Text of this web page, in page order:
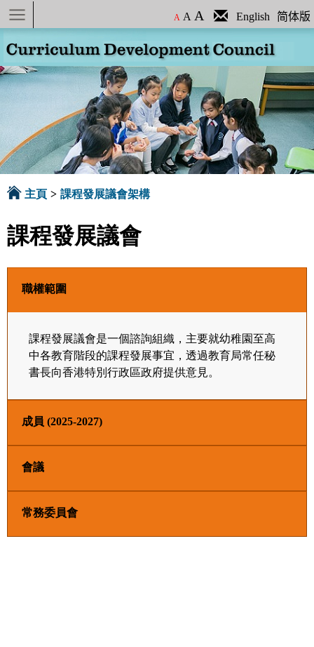
A A A English 简体版
主頁 > 課程發展議會架構
課程發展議會
職權範圍
課程發展議會是一個諮詢組織，主要就幼稚園至高
中各教育階段的課程發展事宜，透過教育局常任秘
書長向香港特別行政區政府提供意見。
成員 (2025-2027)
會議
常務委員會